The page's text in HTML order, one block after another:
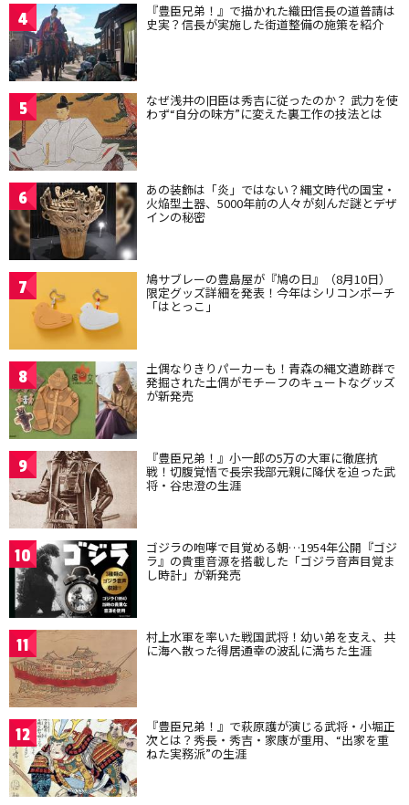
4 『豊臣兄弟！』で描かれた織田信長の道普請は
史実？信長が実施した街道整備の施策を紹介
5 なぜ浅井の旧臣は秀吉に従ったのか？ 武力を使
わず“自分の味方”に変えた裏工作の技法とは
6 あの装飾は「炎」ではない？縄文時代の国宝・
火焔型土器、5000年前の人々が刻んだ謎とデザ
インの秘密
7 鳩サブレーの豊島屋が『鳩の日』（8月10日）
限定グッズ詳細を発表！今年はシリコンポーチ
「はとっこ」
8 土偶なりきりパーカーも！青森の縄文遺跡群で
発掘された土偶がモチーフのキュートなグッズ
が新発売
9 『豊臣兄弟！』小一郎の5万の大軍に徹底抗
戦！切腹覚悟で長宗我部元親に降伏を迫った武
将・谷忠澄の生涯
10 ゴジラの咆哮で目覚める朝…1954年公開『ゴジ
ラ』の貴重音源を搭載した「ゴジラ音声目覚ま
し時計」が新発売
11 村上水軍を率いた戦国武将！幼い弟を支え、共
に海へ散った得居通幸の波乱に満ちた生涯
12 『豊臣兄弟！』で萩原護が演じる武将・小堀正
次とは？秀長・秀吉・家康が重用、“出家を重
ねた実務派”の生涯